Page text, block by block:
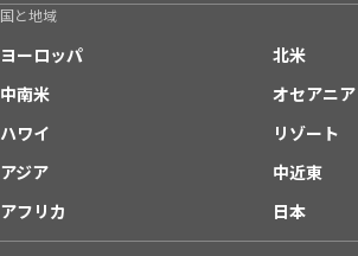
国と地域
ヨーロッパ
北米
中南米
オセアニア
ハワイ
リゾート
アジア
中近東
アフリカ
日本